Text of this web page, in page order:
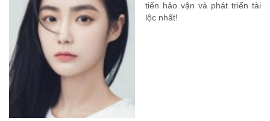
tiến hảo vận và phát triển tài
lộc nhất!